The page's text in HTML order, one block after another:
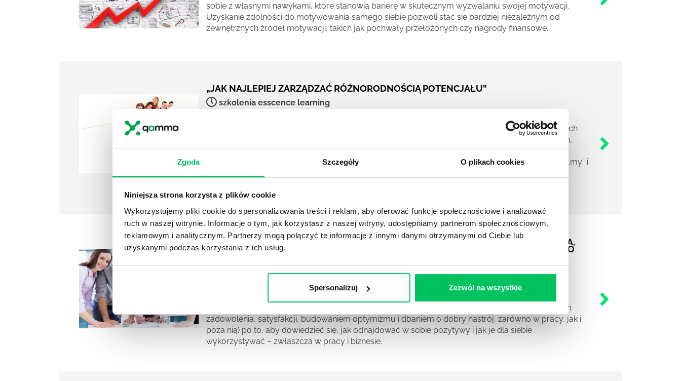
Zgoda Szczegóły O plikach cookies
Niniejsza strona korzysta z plików cookie
Wykorzystujemy pliki cookie do spersonalizowania treści i reklam, aby oferować funkcje społecznościowe i analizować
ruch w naszej witrynie. Informacje o tym, jak korzystasz z naszej witryny, udostępniamy partnerom społecznościowym,
reklamowym i analitycznym. Partnerzy mogą połączyć te informacje z innymi danymi otrzymanymi od Ciebie lub
uzyskanymi podczas korzystania z ich usług.
Spersonalizuj Zezwól na wszystkie
sobie z własnymi nawykami, które stanowią barierę w skutecznym wyzwalaniu swojej motywacji.
Uzyskanie zdolności do motywowania samego siebie pozwoli stać się bardziej niezależnym od
zewnętrznych źródeł motywacji, takich jak pochwały przełożonych czy nagrody finansowe.
„JAK NAJLEPIEJ ZARZĄDZAĆ RÓŻNORODNOŚCIĄ POTENCJAŁU”
szkolenia esscence learning
współpracuje się ludziom, którzy są do siebie podobni pod jakimś względem: wieku, wyznawanych
wartości, zainteresowań czy kultury. Z kolei zespół złożony z ludzi o odmiennych osobowościach,
charakterach, temperamentach i doświadczeniach stawia przed menedżerem wiele wyzwań
wynikających właśnie ze zróżnicowania: konflikty, wzajemne uprzedzenia, stereotypy, podział na „my” i
JAK ZADBAĆ O SWOJE POZYTYWNE NASTAWIENIE (NIE TYLKO DO PRACY). KRÓTKA,
LECZ FASCYNUJĄCA PODRÓŻ PO PRAKTYCZNYCH KONCEPCJACH NOWOCZESNEGO
Krótkie spotkanie na temat szczęścia i optymizmu o przyjemnej, rozwojowej tematyce jest
najbardziej popularnych koncepcji psychologii pozytywnej (związanej z dobrostanem: poczuciem
zadowolenia, satysfakcji, budowaniem optymizmu i dbaniem o dobry nastrój, zarówno w pracy, jak i
poza nią) po to, aby dowiedzieć się, jak odnajdować w sobie pozytywy i jak je dla siebie
wykorzystywać – zwłaszcza w pracy i biznesie.